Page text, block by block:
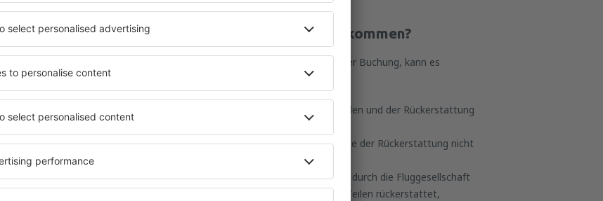
Wann kann man eine niedrigere Rückerstattung bekommen?
, als der Gesamtpreis Ihrer Buchung, kann es
bedeuten, dass:
Ihre Buchung teilweise aus Dienstleistungen besteht, die ausgeführt wurden und der Rückerstattung
nicht unterliegen,
Ihre Buchung zusätzliche Dienstleistungen der Fluggesellschaft enthält, die der Rückerstattung nicht
unterliegen, gemäß der Geschäftspolitik,
Ihre Buchung zusätzliche Dienstleistungen enthält, deren Rückerstattung durch die Fluggesellschaft
getrennt überprüft wird und darüber hinaus werden die Mittel in ein paar Teilen rückerstattet,